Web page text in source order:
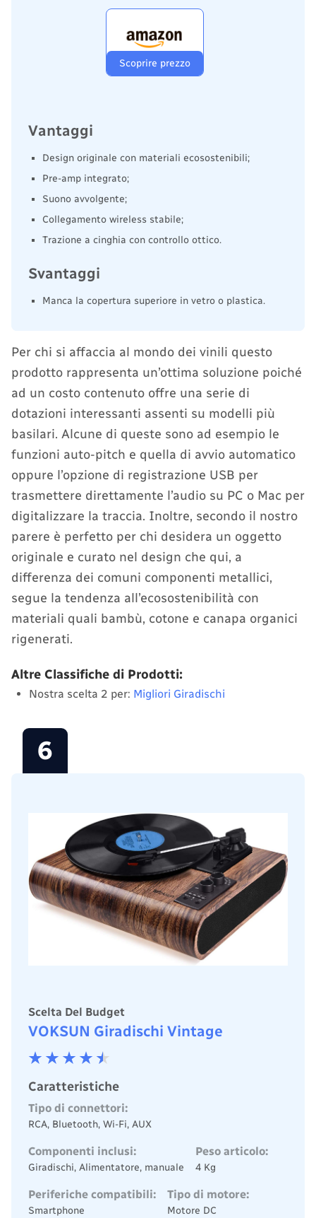
Scoprire prezzo
Vantaggi
Design originale con materiali ecosostenibili;
Pre-amp integrato;
Suono avvolgente;
Collegamento wireless stabile;
Trazione a cinghia con controllo ottico.
Svantaggi
Manca la copertura superiore in vetro o plastica.
Per chi si affaccia al mondo dei vinili questo
prodotto rappresenta un’ottima soluzione poiché
ad un costo contenuto offre una serie di
dotazioni interessanti assenti su modelli più
basilari. Alcune di queste sono ad esempio le
funzioni auto-pitch e quella di avvio automatico
oppure l’opzione di registrazione USB per
trasmettere direttamente l’audio su PC o Mac per
digitalizzare la traccia. Inoltre, secondo il nostro
parere è perfetto per chi desidera un oggetto
originale e curato nel design che qui, a
differenza dei comuni componenti metallici,
segue la tendenza all’ecosostenibilità con
materiali quali bambù, cotone e canapa organici
rigenerati.
Altre Classifiche di Prodotti:
Nostra scelta 2 per: Migliori Giradischi
6
Scelta Del Budget
VOKSUN Giradischi Vintage
Caratteristiche
Tipo di connettori:
RCA, Bluetooth, Wi-Fi, AUX
Componenti inclusi:
Giradischi, Alimentatore, manuale
Peso articolo:
4 Kg
Periferiche compatibili:
Smartphone
Tipo di motore:
Motore DC